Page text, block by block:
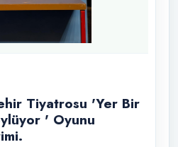
Tiyatrosu 'Yer Bir
' Oyunu